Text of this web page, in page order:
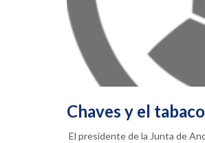
Chaves y el tabaco
El presidente de la Junta de